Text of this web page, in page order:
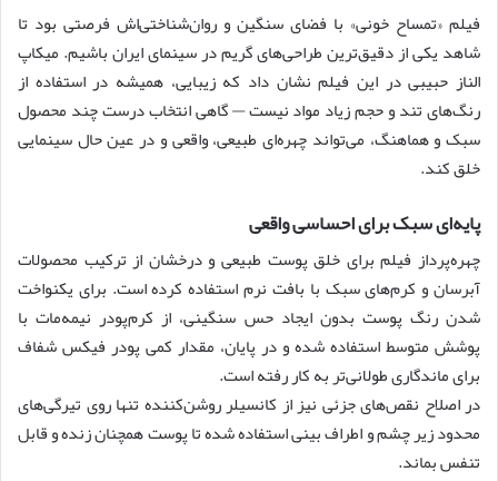
ا
ل
ا
ی
م
فیلم «تمساح خونی» با فضای سنگین و روان‌شناختی‌اش فرصتی بود تا
شاهد یکی از دقیق‌ترین طراحی‌های گریم در سینمای ایران باشیم. میکاپ
الناز حبیبی در این فیلم نشان داد که زیبایی، همیشه در استفاده از
رنگ‌های تند و حجم زیاد مواد نیست — گاهی انتخاب درست چند محصول
سبک و هماهنگ، می‌تواند چهره‌ای طبیعی، واقعی و در عین حال سینمایی
خلق کند.
پایه‌ای سبک برای احساسی واقعی
چهره‌پرداز فیلم برای خلق پوست طبیعی و درخشان از ترکیب محصولات
آبرسان و کرم‌های سبک با بافت نرم استفاده کرده است. برای یکنواخت
شدن رنگ پوست بدون ایجاد حس سنگینی، از کرم‌پودر نیمه‌مات با
پوشش متوسط استفاده شده و در پایان، مقدار کمی پودر فیکس شفاف
برای ماندگاری طولانی‌تر به کار رفته است.
در اصلاح نقص‌های جزئی نیز از کانسیلر روشن‌کننده تنها روی تیرگی‌های
محدود زیر چشم و اطراف بینی استفاده شده تا پوست همچنان زنده و قابل
تنفس بماند.